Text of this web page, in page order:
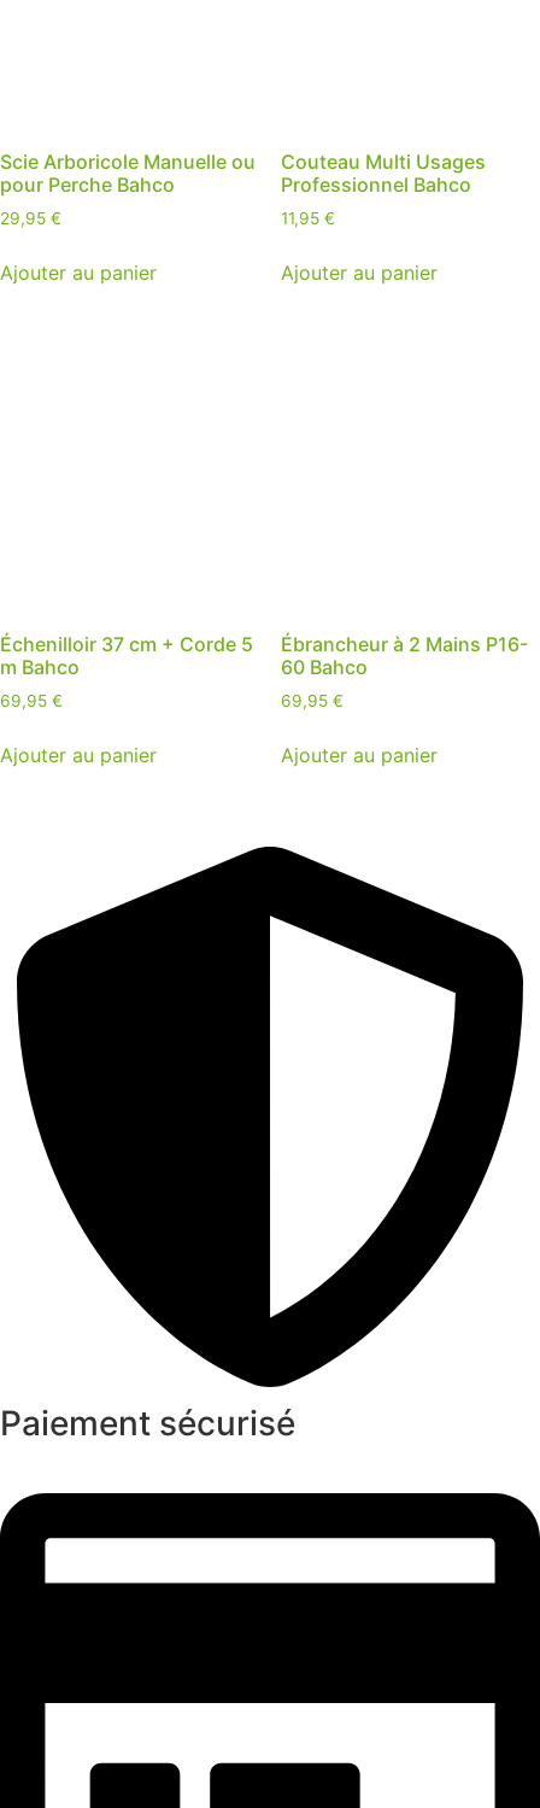
Scie Arboricole Manuelle ou
pour Perche Bahco
29,95 €
Ajouter au panier
Couteau Multi Usages
Professionnel Bahco
11,95 €
Ajouter au panier
Échenilloir 37 cm + Corde 5
m Bahco
69,95 €
Ajouter au panier
Ébrancheur à 2 Mains P16-
60 Bahco
69,95 €
Ajouter au panier
Paiement sécurisé